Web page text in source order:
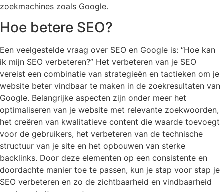
zoekmachines zoals Google.
Hoe betere SEO?
Een veelgestelde vraag over SEO en Google is: “Hoe kan
ik mijn SEO verbeteren?” Het verbeteren van je SEO
vereist een combinatie van strategieën en tactieken om je
website beter vindbaar te maken in de zoekresultaten van
Google. Belangrijke aspecten zijn onder meer het
optimaliseren van je website met relevante zoekwoorden,
het creëren van kwalitatieve content die waarde toevoegt
voor de gebruikers, het verbeteren van de technische
structuur van je site en het opbouwen van sterke
backlinks. Door deze elementen op een consistente en
doordachte manier toe te passen, kun je stap voor stap je
SEO verbeteren en zo de zichtbaarheid en vindbaarheid